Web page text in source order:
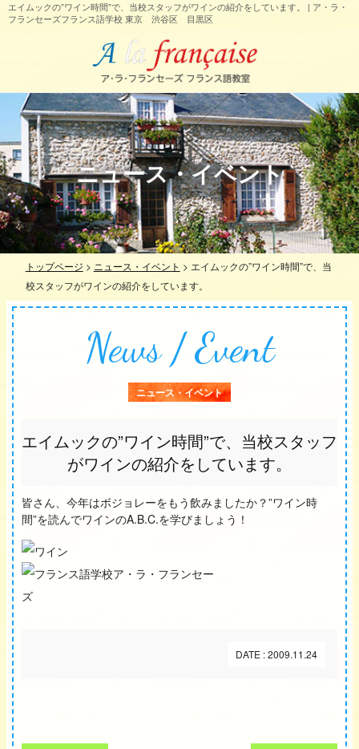
エイムックの”ワイン時間”で、当校スタッフがワインの紹介をしています。 | ア・ラ・
フランセーズフランス語学校 東京 渋谷区 目黒区
ニュース・イベント
トップページ > ニュース・イベント > エイムックの”ワイン時間”で、当
校スタッフがワインの紹介をしています。
News / Event
ニュース・イベント
エイムックの”ワイン時間”で、当校スタッフ
がワインの紹介をしています。
皆さん、今年はボジョレーをもう飲みましたか？”ワイン時
間”を読んでワインのA.B.C.を学びましょう！
DATE : 2009.11.24